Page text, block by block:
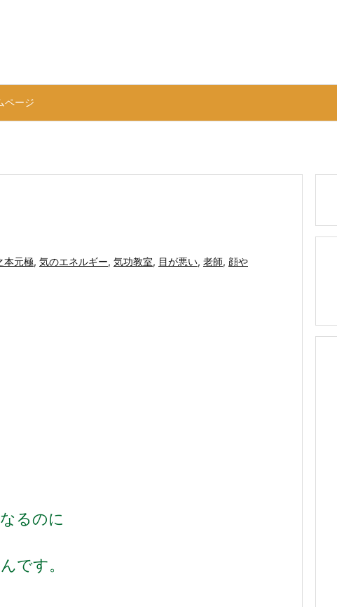
ページ
本元極, 気のエネルギー, 気功教室, 目が悪い, 老師, 顔や
るのに
です。